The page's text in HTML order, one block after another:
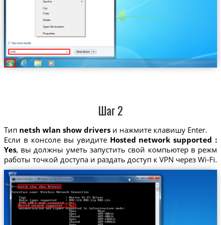
Шаг 2
Тип netsh wlan show driversи нажмите клавишу Enter.
Если в консоле вы увидите Hosted network supported :
Yes, вы должны уметь запустить свой компьютер в режм
работы точкой доступа и раздать доступ к VPN через Wi-Fi.